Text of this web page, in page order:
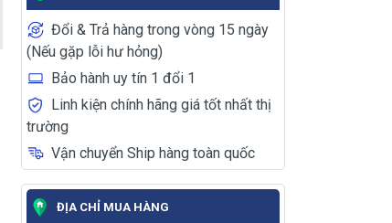
Đổi & Trả hàng trong vòng 15 ngày
(Nếu gặp lỗi hư hỏng)
Bảo hành uy tín 1 đổi 1
Linh kiện chính hãng giá tốt nhất thị
trường
Vận chuyển Ship hàng toàn quốc
ĐỊA CHỈ MUA HÀNG